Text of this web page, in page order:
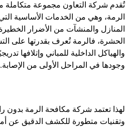
تُقدم شركة التعاون مجموعة
الرمة، وهي من الخدمات الأساسية
المنازل والمنشآت من الأضرار
الحشرة، فالرمة تُعرف بقدرتها على
والهياكل الداخلية للمباني وإتلافها
وجودها في المراحل الأولى من الإصابة.
لهذا تعتمد شركة مكافحة الرمة بدون
وتقنيات متطورة للكشف الدقيق عن